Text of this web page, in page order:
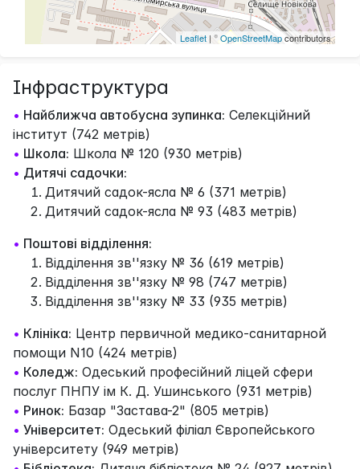
Leaflet | ©OpenStreetMapcontributors
Інфраструктура
• Найближча автобусна зупинка: Селекційний
інститут (742 метрів)
• Школа: Школа № 120 (930 метрів)
• Дитячі садочки:
Дитячий садок-ясла № 6 (371 метрів)
Дитячий садок-ясла № 93 (483 метрів)
• Поштові відділення:
Відділення зв''язку № 36 (619 метрів)
Відділення зв''язку № 98 (747 метрів)
Відділення зв''язку № 33 (935 метрів)
• Клініка: Центр первичной медико-санитарной
помощи N10 (424 метрів)
• Коледж: Одеський професійний ліцей сфери
послуг ПНПУ ім К. Д. Ушинського (931 метрів)
• Ринок: Базар "Застава-2" (805 метрів)
• Університет: Одеський філіал Європейського
університету (949 метрів)